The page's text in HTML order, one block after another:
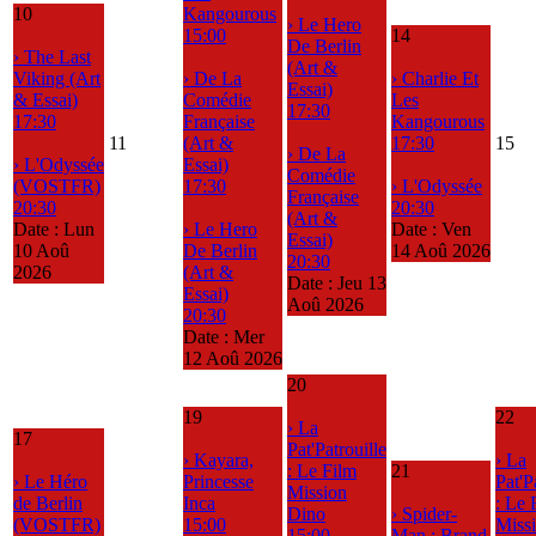
10
› The Last
Viking (Art
& Essai)
17:30
› L'Odyssée
(VOSTFR)
20:30
Date : Lun
10 Aoû
2026
11
Kangourous
15:00
› De La
Comédie
Française
(Art &
Essai)
17:30
› Le Hero
De Berlin
(Art &
Essai)
20:30
Date : Mer
12 Aoû 2026
› Le Hero
De Berlin
(Art &
Essai)
17:30
› De La
Comédie
Française
(Art &
Essai)
20:30
Date : Jeu 13
Aoû 2026
14
› Charlie Et
Les
Kangourous
17:30
› L'Odyssée
20:30
Date : Ven
14 Aoû 2026
15
17
› Le Héro
de Berlin
(VOSTFR)
19
› Kayara,
Princesse
Inca
15:00
20
› La
Pat'Patrouille
: Le Film
Mission
Dino
21
› Spider-
22
› La
: Le